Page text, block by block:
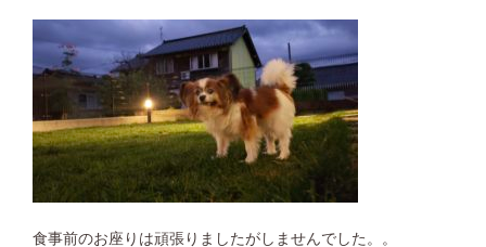
食事前のお座りは頑張りましたがしませんでした。。